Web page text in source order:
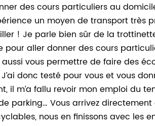
des cours particuliers au
un moyen de transport très
! Je parle bien sûr de la
aller donner des cours
vous permettre de faire des
donc testé pour vous et vous
il m’a fallu revoir mon emploi du
parking… Vous arrivez directement
nous en finissons avec les